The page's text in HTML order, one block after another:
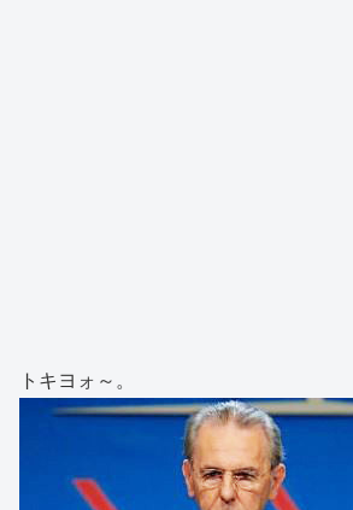
トキヨォ～。